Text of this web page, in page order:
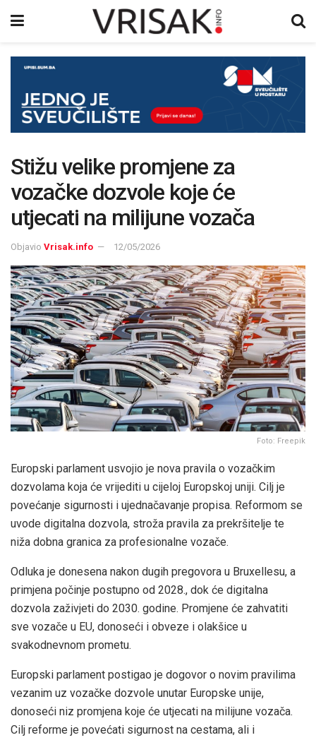
Stižu velike promjene za
vozačke dozvole koje će
utjecati na milijune vozača
Objavio Vrisak.info 12/05/2026
Foto: Freepik
Europski parlament usvojio je nova pravila o vozačkim
dozvolama koja će vrijediti u cijeloj Europskoj uniji. Cilj je
povećanje sigurnosti i ujednačavanje propisa. Reformom se
uvode digitalna dozvola, stroža pravila za prekršitelje te
niža dobna granica za profesionalne vozače.
Odluka je donesena nakon dugih pregovora u Bruxellesu, a
primjena počinje postupno od 2028., dok će digitalna
dozvola zaživjeti do 2030. godine. Promjene će zahvatiti
sve vozače u EU, donoseći i obveze i olakšice u
svakodnevnom prometu.
Europski parlament postigao je dogovor o novim pravilima
vezanim uz vozačke dozvole unutar Europske unije,
donoseći niz promjena koje će utjecati na milijune vozača.
Cilj reforme je povećati sigurnost na cestama, ali i